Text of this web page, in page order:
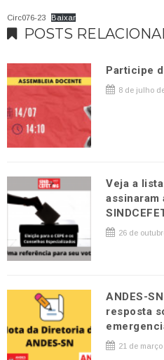
Circ076-23 Baixar
POSTS
Participe
8 de julho
Veja a
assinaram
26 de
ANDES-
resposta
21 de